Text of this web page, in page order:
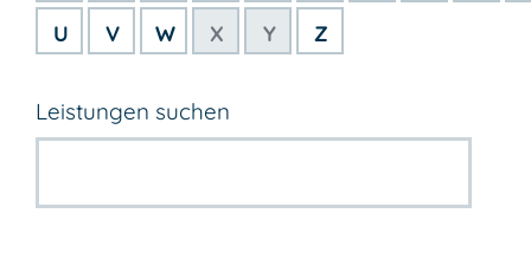
U
V W X Y Z
Leistungen suchen